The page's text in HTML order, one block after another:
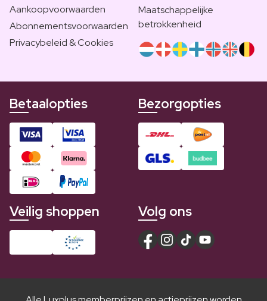
Aankoopvoorwaarden
Abonnementsvoorwaarden
Privacybeleid & Cookies
Maatschappelijke
betrokkenheid
Betaalopties Bezorgopties
Veilig shoppen Volg ons